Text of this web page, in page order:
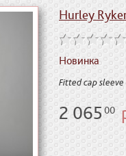
Hurley
Новинка
Fitted cap
2 06500